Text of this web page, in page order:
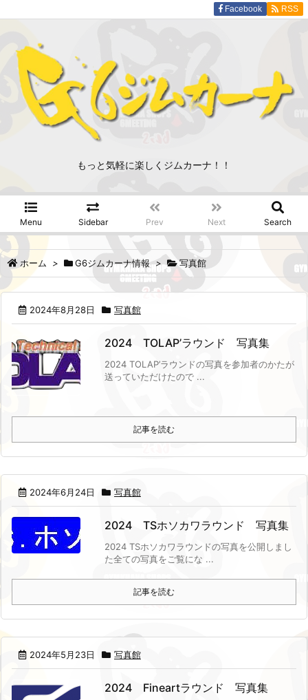
もっと気軽に楽しくジムカーナ！！
Menu Sidebar Prev Next Search
Facebook RSS
ホーム > G6ジムカーナ情報 > 写真館
2024年8月28日 写真館
2024 TOLAP’ラウンド 写真集
2024 TOLAP’ラウンドの写真を参加者のかたが
送っていただけたので ...
記事を読む
2024年6月24日 写真館
2024 TSホソカワラウンド 写真集
2024 TSホソカワラウンドの写真を公開しまし
た全ての写真をご覧にな ...
記事を読む
2024年5月23日 写真館
2024 Fineartラウンド 写真集